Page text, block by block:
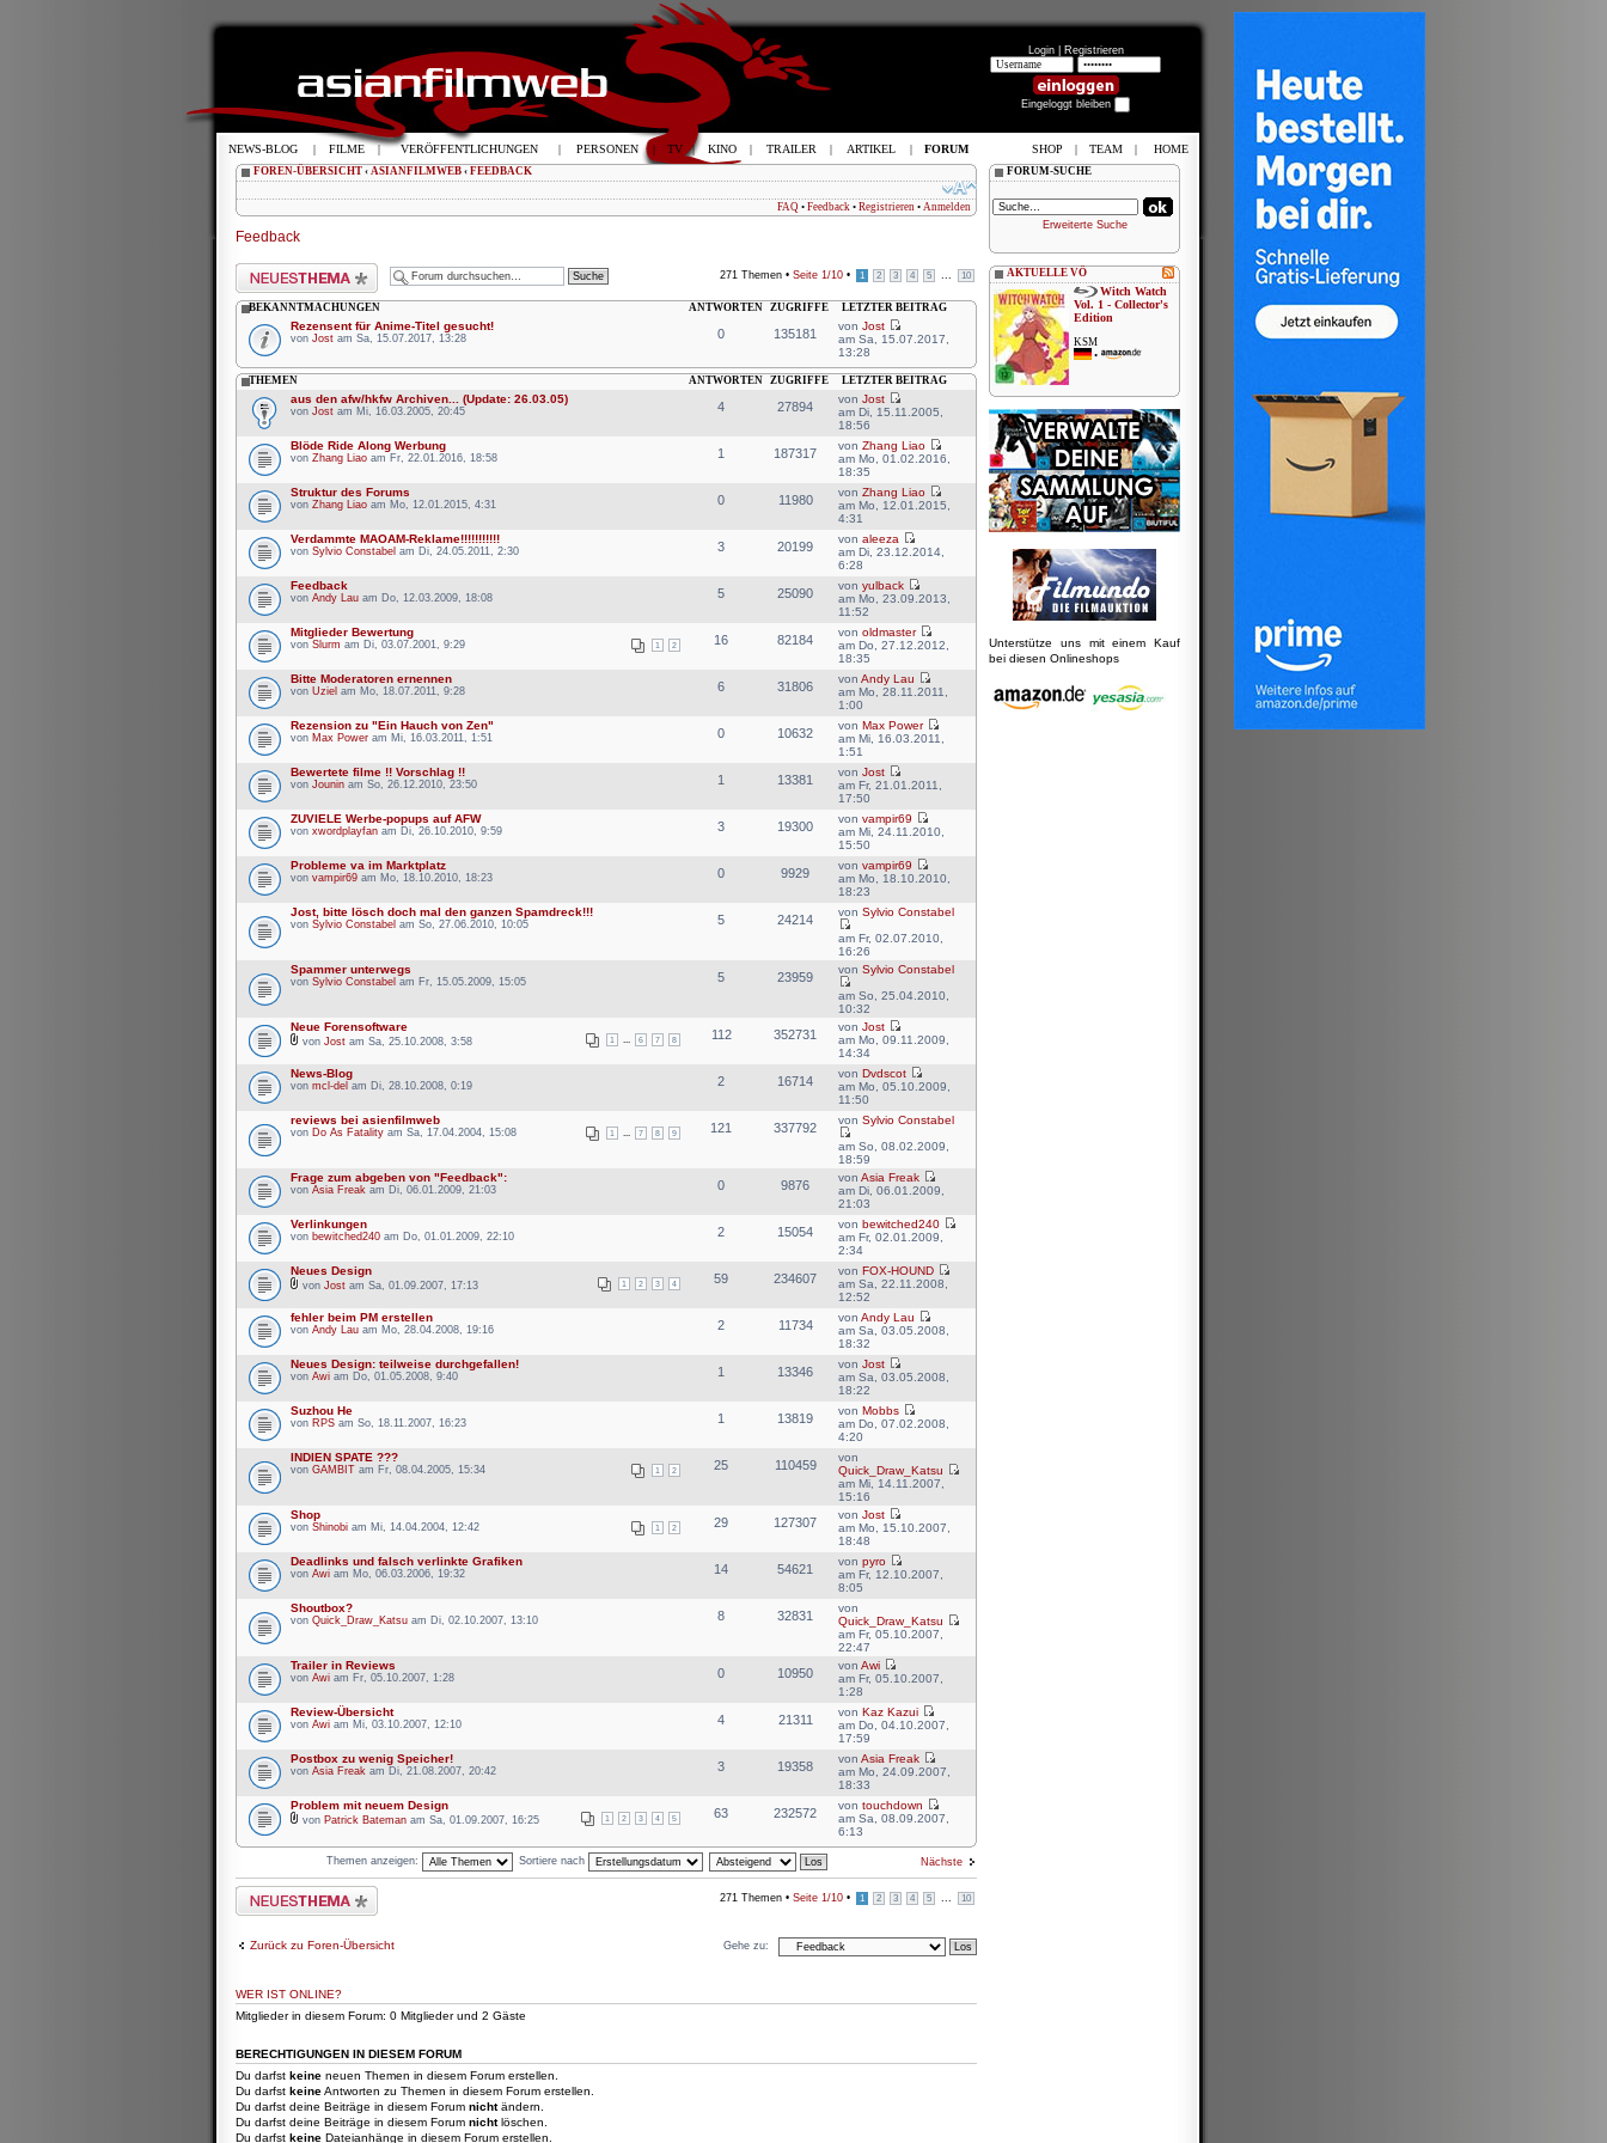
Login | Registrieren
Eingeloggt bleiben
FOREN-ÜBERSICHT ‹ ASIANFILMWEB ‹ FEEDBACK
FAQ • Feedback • Registrieren • Anmelden
Feedback
Neues Thema erstellen 271 Themen • Seite 1 /10 • 1 2 3 4 5 10
BEKANNTMACHUNGEN ANTWORTEN ZUGRIFFE LETZTER BEITRAG
Rezensent für Anime-Titel gesucht!
von Jost am Sa, 15.07.2017, 13:28 0 135181
vonJost
am Sa, 15.07.2017,
13:28
THEMEN ANTWORTEN ZUGRIFFE LETZTER BEITRAG
aus den afw/hkfw Archiven... (Update: 26.03.05)
von Jost am Mi, 16.03.2005, 20:45 4 27894
vonJost
am Di, 15.11.2005,
18:56
Blöde Ride Along Werbung
von Zhang Liao am Fr, 22.01.2016, 18:58 1 187317
vonZhang Liao
am Mo, 01.02.2016,
18:35
Struktur des Forums
von Zhang Liao am Mo, 12.01.2015, 4:31 0 11980
vonZhang Liao
am Mo, 12.01.2015,
4:31
Verdammte MAOAM-Reklame!!!!!!!!!!!
von Sylvio Constabel am Di, 24.05.2011, 2:30 3 20199
vonaleeza
am Di, 23.12.2014,
6:28
Feedback
von Andy Lau am Do, 12.03.2009, 18:08 5 25090
vonyulback
am Mo, 23.09.2013,
11:52
Mitglieder Bewertung
1 2
von Slurm am Di, 03.07.2001, 9:29 16 82184
vonoldmaster
am Do, 27.12.2012,
18:35
Bitte Moderatoren ernennen
von Uziel am Mo, 18.07.2011, 9:28 6 31806
vonAndy Lau
am Mo, 28.11.2011,
1:00
Rezension zu "Ein Hauch von Zen"
von Max Power am Mi, 16.03.2011, 1:51 0 10632
vonMax Power
am Mi, 16.03.2011,
1:51
Bewertete filme !! Vorschlag !!
von Jounin am So, 26.12.2010, 23:50 1 13381
vonJost
am Fr, 21.01.2011,
17:50
ZUVIELE Werbe-popups auf AFW
von xwordplayfan am Di, 26.10.2010, 9:59 3 19300
vonvampir69
am Mi, 24.11.2010,
15:50
Probleme va im Marktplatz
von vampir69 am Mo, 18.10.2010, 18:23 0 9929
vonvampir69
am Mo, 18.10.2010,
18:23
Jost, bitte lösch doch mal den ganzen Spamdreck!!!
von Sylvio Constabel am So, 27.06.2010, 10:05 5 24214
vonSylvio Constabel
am Fr, 02.07.2010,
16:26
Spammer unterwegs
von Sylvio Constabel am Fr, 15.05.2009, 15:05 5 23959
vonSylvio Constabel
am So, 25.04.2010,
10:32
Neue Forensoftware
1 6 7 8
von Jost am Sa, 25.10.2008, 3:58 112 352731
vonJost
am Mo, 09.11.2009,
14:34
News-Blog
von mcl-del am Di, 28.10.2008, 0:19 2 16714
vonDvdscot
am Mo, 05.10.2009,
11:50
reviews bei asienfilmweb
1 7 8 9
von Do As Fatality am Sa, 17.04.2004, 15:08 121 337792
vonSylvio Constabel
am So, 08.02.2009,
18:59
Frage zum abgeben von "Feedback":
von Asia Freak am Di, 06.01.2009, 21:03 0 9876
vonAsia Freak
am Di, 06.01.2009,
21:03
Verlinkungen
von bewitched240 am Do, 01.01.2009, 22:10 2 15054
vonbewitched240
am Fr, 02.01.2009,
2:34
Neues Design
1 2 3 4
von Jost am Sa, 01.09.2007, 17:13 59 234607
vonFOX-HOUND
am Sa, 22.11.2008,
12:52
fehler beim PM erstellen
von Andy Lau am Mo, 28.04.2008, 19:16 2 11734
vonAndy Lau
am Sa, 03.05.2008,
18:32
Neues Design: teilweise durchgefallen!
von Awi am Do, 01.05.2008, 9:40 1 13346
vonJost
am Sa, 03.05.2008,
18:22
Suzhou He
von RPS am So, 18.11.2007, 16:23 1 13819
vonMobbs
am Do, 07.02.2008,
4:20
INDIEN SPATE ???
1 2
von GAMBIT am Fr, 08.04.2005, 15:34 25 110459
von
Quick_Draw_Katsu
am Mi, 14.11.2007,
15:16
Shop
1 2
von Shinobi am Mi, 14.04.2004, 12:42 29 127307
vonJost
am Mo, 15.10.2007,
18:48
Deadlinks und falsch verlinkte Grafiken
von Awi am Mo, 06.03.2006, 19:32 14 54621
vonpyro
am Fr, 12.10.2007,
8:05
Shoutbox?
von Quick_Draw_Katsu am Di, 02.10.2007, 13:10 8 32831
von
Quick_Draw_Katsu
am Fr, 05.10.2007,
22:47
Trailer in Reviews
von Awi am Fr, 05.10.2007, 1:28 0 10950
vonAwi
am Fr, 05.10.2007,
1:28
Review-Übersicht
von Awi am Mi, 03.10.2007, 12:10 4 21311
vonKaz Kazui
am Do, 04.10.2007,
17:59
Postbox zu wenig Speicher!
von Asia Freak am Di, 21.08.2007, 20:42 3 19358
vonAsia Freak
am Mo, 24.09.2007,
18:33
Problem mit neuem Design
1 2 3 4 5
von Patrick Bateman am Sa, 01.09.2007, 16:25 63 232572
vontouchdown
am Sa, 08.09.2007,
6:13
Nächste
Themen anzeigen: Sortiere nach
Neues Thema erstellen 271 Themen • Seite 1 /10 • 1 2 3 4 5 10
Zurück zu Foren-Übersicht Gehe zu:
WER IST ONLINE?
Mitglieder in diesem Forum: 0 Mitglieder und 2 Gäste
BERECHTIGUNGEN IN DIESEM FORUM
Du darfst keine neuen Themen in diesem Forum erstellen.
Du darfst keineAntworten zu Themen in diesem Forum erstellen.
Du darfst deine Beiträge in diesem Forum nichtändern.
Du darfst deine Beiträge in diesem Forum nichtlöschen.
Du darfst keine Dateianhänge in diesem Forum erstellen.
FORUM-SUCHE
Erweiterte Suche
AKTUELLE VÖ
Witch Watch
Vol. 1 - Collector's
Edition
KSM
•
Unterstütze uns mit einem Kauf
bei diesen Onlineshops
NEWS-BLOG | FILME | VERÖFFENTLICHUNGEN | PERSONEN | TV | KINO | TRAILER | ARTIKEL | FORUM SHOP | TEAM | HOME